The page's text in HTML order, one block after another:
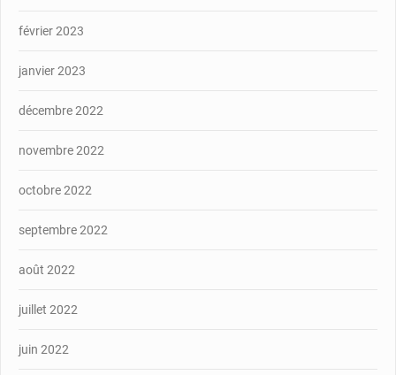
février 2023
janvier 2023
décembre 2022
novembre 2022
octobre 2022
septembre 2022
août 2022
juillet 2022
juin 2022